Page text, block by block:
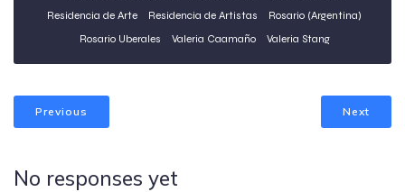
Residencia de Arte
Residencia de Artistas
Rosario (Argentina)
Rosario Uberales
Valeria Caamaño Valeria Stang
Previous Next
No responses yet